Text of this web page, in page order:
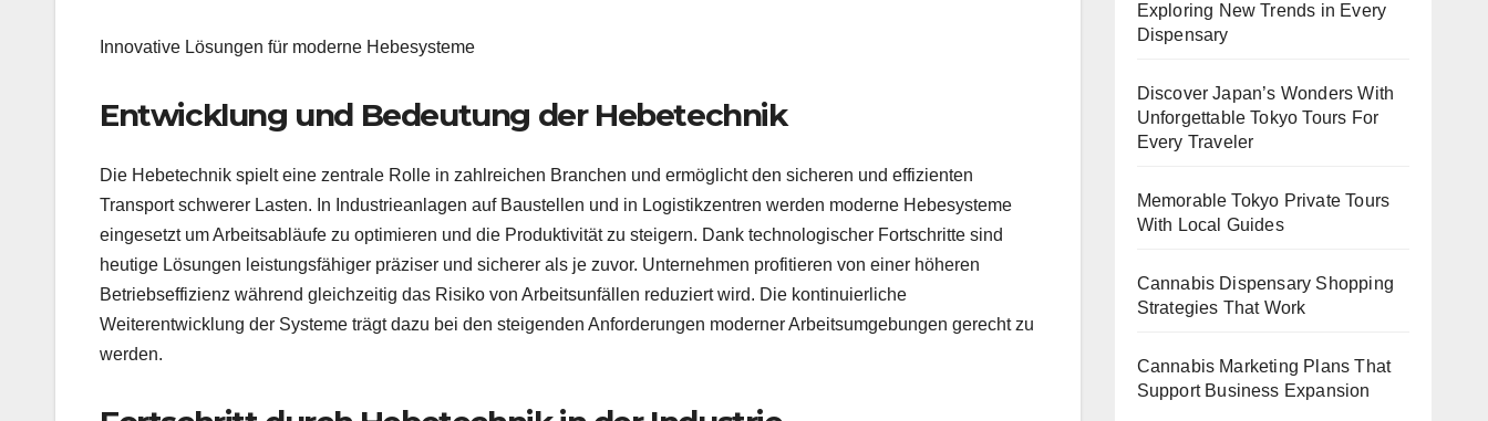
Innovative Lösungen für moderne Hebesysteme
Entwicklung und Bedeutung der Hebetechnik
Die Hebetechnik spielt eine zentrale Rolle in zahlreichen Branchen und ermöglicht den sicheren und effizienten
Transport schwerer Lasten. In Industrieanlagen auf Baustellen und in Logistikzentren werden moderne Hebesysteme
eingesetzt um Arbeitsabläufe zu optimieren und die Produktivität zu steigern. Dank technologischer Fortschritte sind
heutige Lösungen leistungsfähiger präziser und sicherer als je zuvor. Unternehmen profitieren von einer höheren
Betriebseffizienz während gleichzeitig das Risiko von Arbeitsunfällen reduziert wird. Die kontinuierliche
Weiterentwicklung der Systeme trägt dazu bei den steigenden Anforderungen moderner Arbeitsumgebungen gerecht zu
werden.
Exploring New Trends in Every
Dispensary
Discover Japan’s Wonders With
Unforgettable Tokyo Tours For
Every Traveler
Memorable Tokyo Private Tours
With Local Guides
Cannabis Dispensary Shopping
Strategies That Work
Cannabis Marketing Plans That
Support Business Expansion